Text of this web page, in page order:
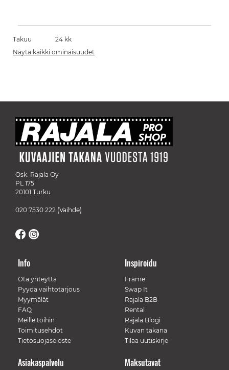
Takuu
24 kk
Näytä kaikki ominaisuudet
Osk. Rajala Oy
PL 175
20101 Turku
020 7530 222 (Vaihde)
Info
Ota yhteyttä
Pyydä vaihtotarjous
Myymälät
FAQ
Meille töihin
Toimitusehdot
Tietosuojaseloste
Inspiroidu
Frame
Swap It
Rajala B2B
Rental
Rajala Blogi
Kuvan takana
Tilaa uutiskirje
Maksutavat
Asiakaspalvelu